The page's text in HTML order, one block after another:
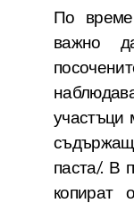
По
важно
участъци
паста/. В
копират